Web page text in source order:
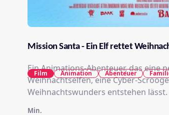
Mission Santa - Ein Elf rettet
Ein Animations-Abenteuer, das eine
Weihnachtselfen, eine Cyber-
Weihnachtswunders entstehen lässt.
Min.
Film Animation Abenteuer